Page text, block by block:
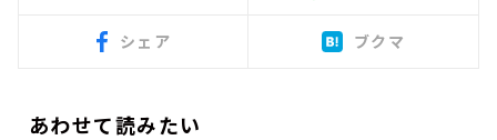
シェア ブクマ
あわせて読みたい